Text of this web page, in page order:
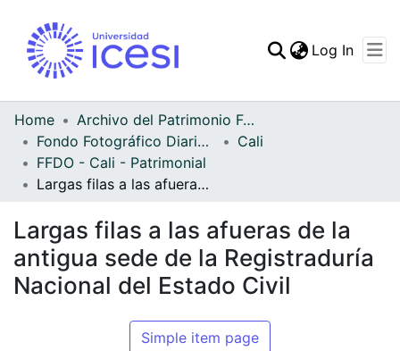
Statistics
Log In
Home
Archivo del Patrimonio Fotográfico y Fílmico del Valle del Cauca
Fondo Fotográfico Diario Occidente
Cali
FFDO - Cali - Patrimonial
Largas filas a las afueras de la antigua sede de la Registraduría Nacional del Estado Civil
Largas filas a las afueras de la
antigua sede de la Registraduría
Nacional del Estado Civil
Simple item page